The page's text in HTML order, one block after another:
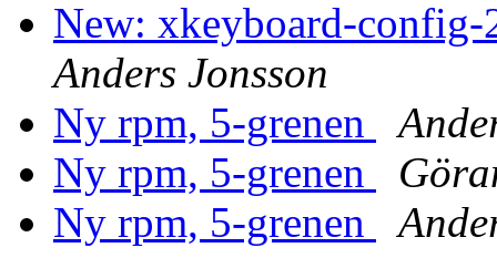
New: xkeyboard-
Anders Jonsson
Ny rpm, 5-grenen
Ny rpm, 5-grenen
Ny rpm, 5-grenen